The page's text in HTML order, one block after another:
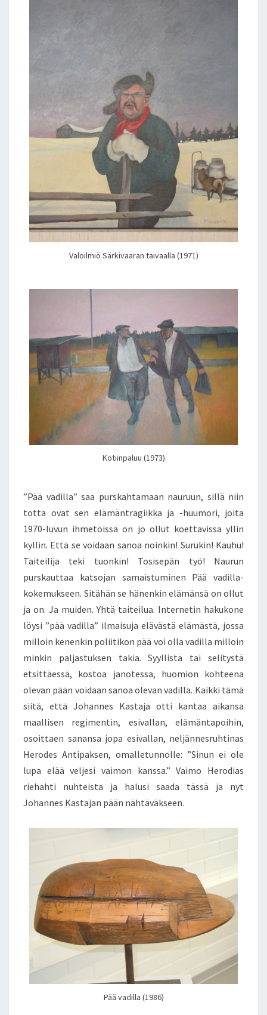
Valoilmiö Särkivaaran taivaalla (1971)
Kotiinpaluu (1973)
”Pää vadilla” saa purskahtamaan nauruun, sillä niin
totta ovat sen elämäntragiikka ja -huumori, joita
1970-luvun ihmetöissä on jo ollut koettavissa yllin
kyllin. Että se voidaan sanoa noinkin! Surukin! Kauhu!
Taiteilija teki tuonkin! Tosisepän työ! Naurun
purskauttaa katsojan samaistuminen Pää vadilla-
kokemukseen. Sitähän se hänenkin elämänsä on ollut
ja on. Ja muiden. Yhtä taiteilua. Internetin hakukone
löysi ”pää vadilla” ilmaisuja elävästä elämästä, jossa
milloin kenenkin poliitikon pää voi olla vadilla milloin
minkin paljastuksen takia. Syyllistä tai selitystä
etsittäessä, kostoa janotessa, huomion kohteena
olevan pään voidaan sanoa olevan vadilla. Kaikki tämä
siitä, että Johannes Kastaja otti kantaa aikansa
maallisen regimentin, esivallan, elämäntapoihin,
osoittaen sanansa jopa esivallan, neljännesruhtinas
Herodes Antipaksen, omalletunnolle: ”Sinun ei ole
lupa elää veljesi vaimon kanssa.” Vaimo Herodias
riehahti nuhteista ja halusi saada tässä ja nyt
Johannes Kastajan pään nähtäväkseen.
Pää vadilla (1986)